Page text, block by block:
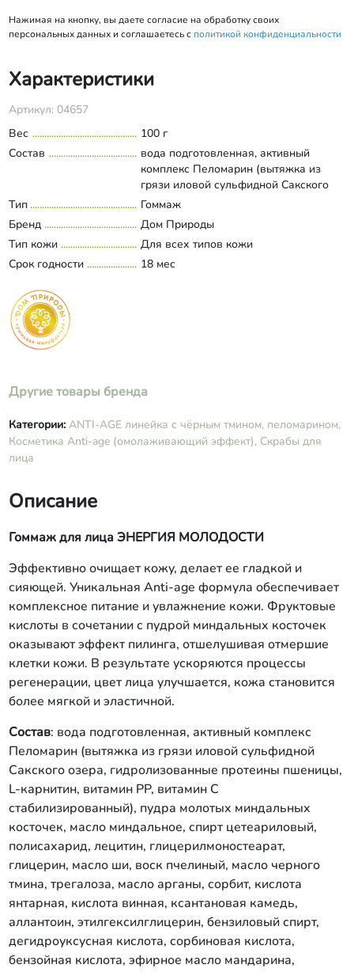
Нажимая на кнопку, вы даете согласие на обработку своих
персональных данных и соглашаетесь с политикой конфиденциальности
Характеристики
Артикул: 04657
Вес
100 г
Состав
вода подготовленная, активный
комплекс Пеломарин (вытяжка из
грязи иловой сульфидной Сакского
озера, гидролизованные протеины
пшеницы, L-карнитин, витамин РР,
витамин С стабилизированный), пудра
молотых миндальных косточек, масло
миндальное, спирт цетеариловый,
бензиловый спирт, дегидроуксусная
бензойная кислота, эфирное масло
мандарина, витамин Е, парфюмерная
Развернуть состав
Тип
Гоммаж
Бренд
Дом Природы
Тип кожи
Для всех типов кожи
Срок годности
18 мес
Другие товары бренда
Категории: ANTI-AGE линейка с чёрным тмином, пеломарином,
Косметика Anti-age (омолаживающий эффект), Скрабы для
лица
Описание
Гоммаж для лица ЭНЕРГИЯ МОЛОДОСТИ
Эффективно очищает кожу, делает ее гладкой и
сияющей. Уникальная Anti-age формула обеспечивает
комплексное питание и увлажнение кожи. Фруктовые
кислоты в сочетании с пудрой миндальных косточек
оказывают эффект пилинга, отшелушивая отмершие
клетки кожи. В результате ускоряются процессы
регенерации, цвет лица улучшается, кожа становится
более мягкой и эластичной.
Состав: вода подготовленная, активный комплекс
Пеломарин (вытяжка из грязи иловой сульфидной
Сакского озера, гидролизованные протеины пшеницы,
L-карнитин, витамин РР, витамин С
стабилизированный), пудра молотых миндальных
косточек, масло миндальное, спирт цетеариловый,
полисахарид, лецитин, глицерилмоностеарат,
глицерин, масло ши, воск пчелиный, масло черного
тмина, трегалоза, масло арганы, сорбит, кислота
янтарная, кислота винная, ксантановая камедь,
аллантоин, этилгексилглицерин, бензиловый спирт,
дегидроуксусная кислота, сорбиновая кислота,
бензойная кислота, эфирное масло мандарина,